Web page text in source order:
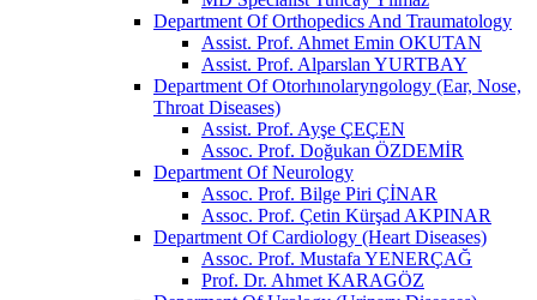
Department Of Orthopedics And Traumatology
Assist. Prof. Ahmet Emin OKUTAN
Assist. Prof. Alparslan YURTBAY
Department Of Otorhınolaryngology (Ear, Nose,
Throat Diseases)
Assist. Prof. Ayşe ÇEÇEN
Assoc. Prof. Doğukan ÖZDEMİR
Department Of Neurology
Assoc. Prof. Bilge Piri ÇİNAR
Assoc. Prof. Çetin Kürşad AKPINAR
Department Of Cardiology (Heart Diseases)
Assoc. Prof. Mustafa YENERÇAĞ
Prof. Dr. Ahmet KARAGÖZ